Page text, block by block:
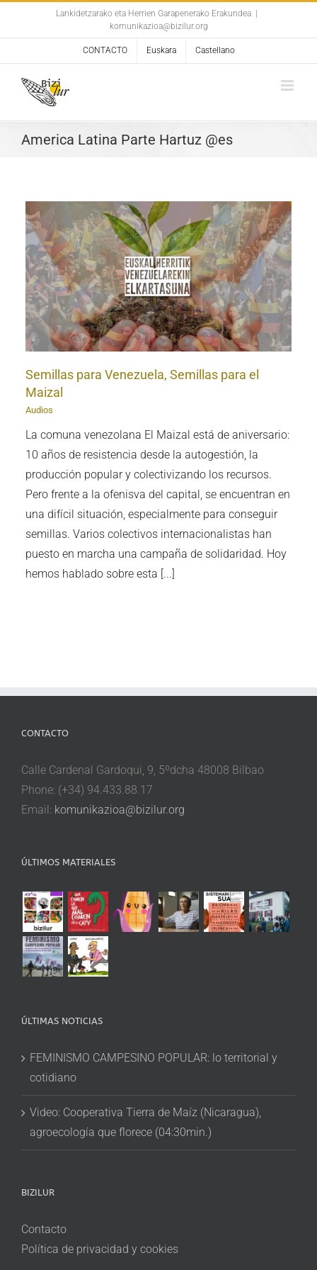
Lankidetzarako eta Herrien Garapenerako Erakundea
komunikazioa@bizilur.org
CONTACTO Euskara Castellano
America Latina Parte Hartuz @es
Semillas para Venezuela, Semillas para el
Maizal
Audios
La comuna venezolana El Maizal está de aniversario:
10 años de resistencia desde la autogestión, la
producción popular y colectivizando los recursos.
Pero frente a la ofenisva del capital, se encuentran en
una difícil situación, especialmente para conseguir
semillas. Varios colectivos internacionalistas han
puesto en marcha una campaña de solidaridad. Hoy
hemos hablado sobre esta [...]
CONTACTO
Calle Cardenal Gardoqui, 9, 5ºdcha 48008 Bilbao
Phone: (+34) 94.433.88.17
Email: komunikazioa@bizilur.org
ÚLTIMOS MATERIALES
ÚLTIMAS NOTICIAS
FEMINISMO CAMPESINO POPULAR: lo territorial y
cotidiano
Video: Cooperativa Tierra de Maíz (Nicaragua),
agroecología que florece (04:30min.)
BIZILUR
Contacto
Política de privacidad y cookies